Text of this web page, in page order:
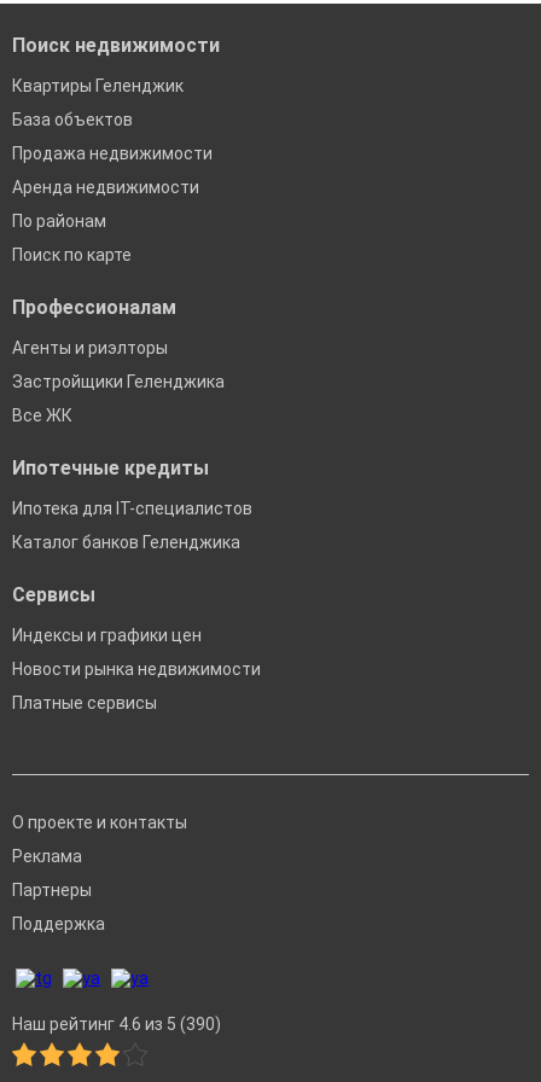
Поиск недвижимости
Квартиры Геленджик
База объектов
Продажа недвижимости
Аренда недвижимости
По районам
Поиск по карте
Профессионалам
Агенты и риэлторы
Застройщики Геленджика
Все ЖК
Ипотечные кредиты
Ипотека для IT-специалистов
Каталог банков Геленджика
Сервисы
Индексы и графики цен
Новости рынка недвижимости
Платные сервисы
О проекте и контакты
Реклама
Партнеры
Поддержка
Наш рейтинг 4.6 из 5 (390)